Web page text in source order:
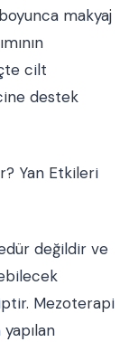
makyaj
cilt
destek
Yan Etkileri
değildir ve
Mezoterapi